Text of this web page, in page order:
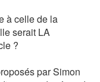
à celle de la
serait LA
?
par Simon